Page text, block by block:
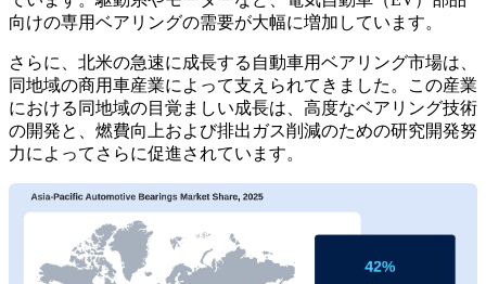
向けの専用ベアリングの需要が大幅に増加しています。
さらに、北米の急速に成長する自動車用ベアリング市場は、
同地域の商用車産業によって支えられてきました。この産業
における同地域の目覚ましい成長は、高度なベアリング技術
の開発と、燃費向上および排出ガス削減のための研究開発努
力によってさらに促進されています。